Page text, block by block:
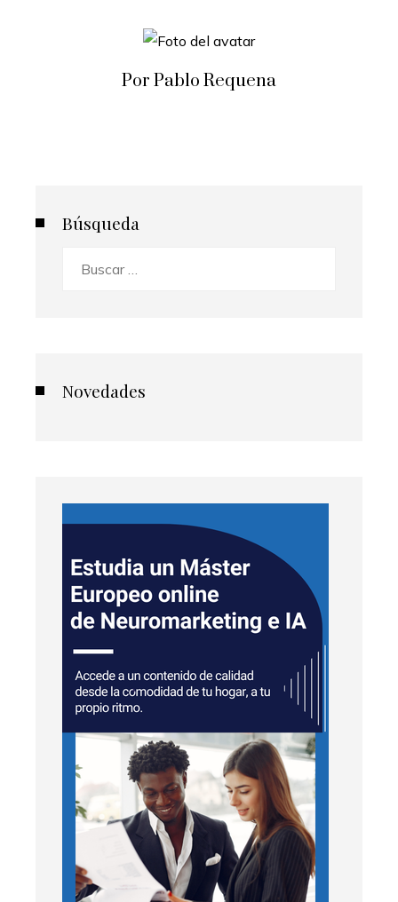
Por Pablo Requena
Búsqueda
Novedades